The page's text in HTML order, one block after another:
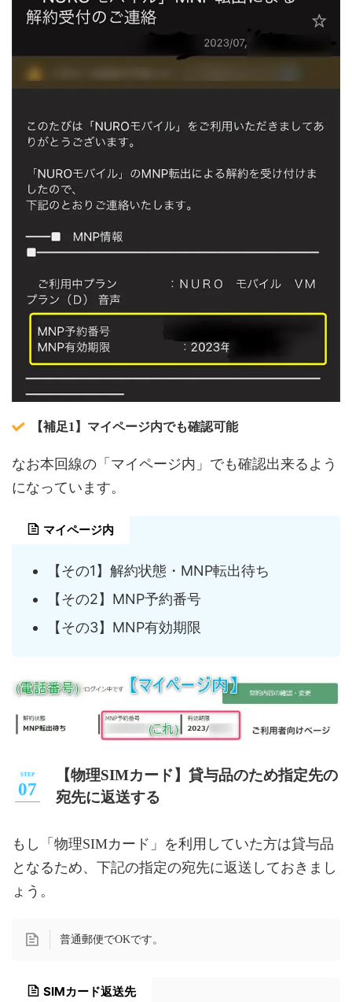
【補足1】マイページ内でも確認可能
なお本回線の「マイページ内」でも確認出来るよう
になっています。
マイページ内
【その1】解約状態・MNP転出待ち
【その2】MNP予約番号
【その3】MNP有効期限
【物理SIMカード】貸与品のため指定先の
宛先に返送する
もし「物理SIMカード」を利用していた方は貸与品
となるため、下記の指定の宛先に返送しておきまし
ょう。
普通郵便でOKです。
SIMカード返送先